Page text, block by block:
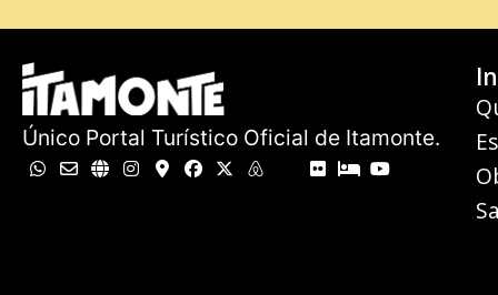
Único Portal Turístico Oficial de Itamonte.